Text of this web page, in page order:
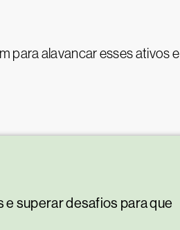
para alavancar esses ativos e
superar desafios para que